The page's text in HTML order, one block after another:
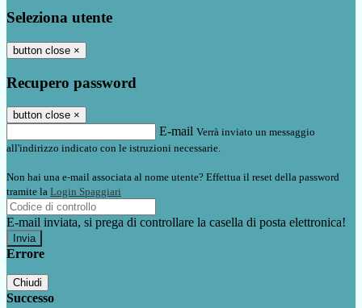
Seleziona utente
button close ×
Recupero password
button close ×
E-mail Verrà inviato un messaggio
all'indirizzo indicato con le istruzioni necessarie.
Non hai una e-mail associata al nome utente? Effettua il reset della password
tramite la Login Spaggiari
E-mail inviata, si prega di controllare la casella di posta elettronica!
Errore
Chiudi
Successo